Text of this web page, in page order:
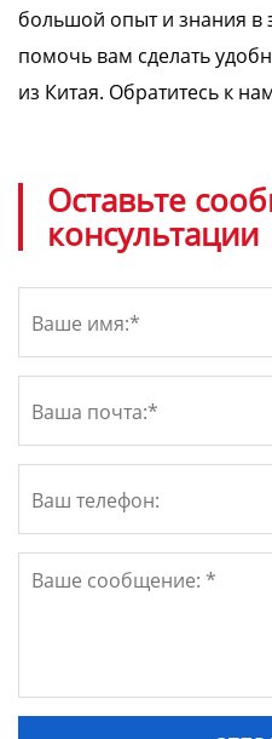
большой опыт и знания в
помочь вам сделать
из Китая. Обратитесь к
Оставьте
консультации